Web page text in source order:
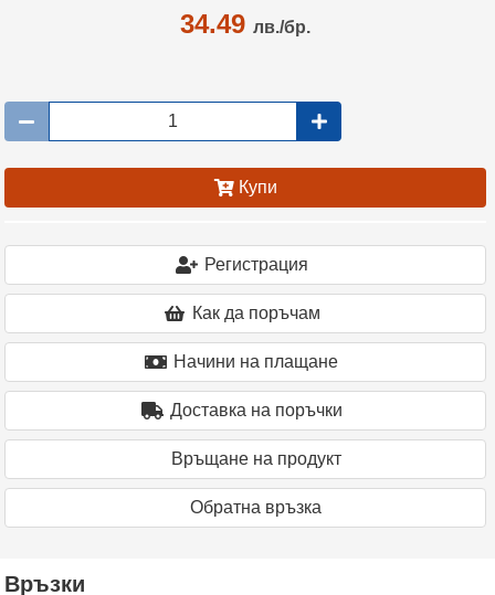
34.49 лв./бр.
Купи
Регистрация
Как да поръчам
Начини на плащане
Доставка на поръчки
Връщане на продукт
Oбратна връзка
Връзки